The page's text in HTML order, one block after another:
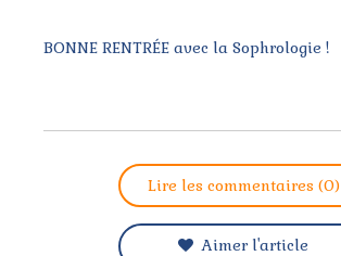
BONNE RENTRÉE avec la Sophrologie !
Lire les commentaires (0)
Aimer l'article